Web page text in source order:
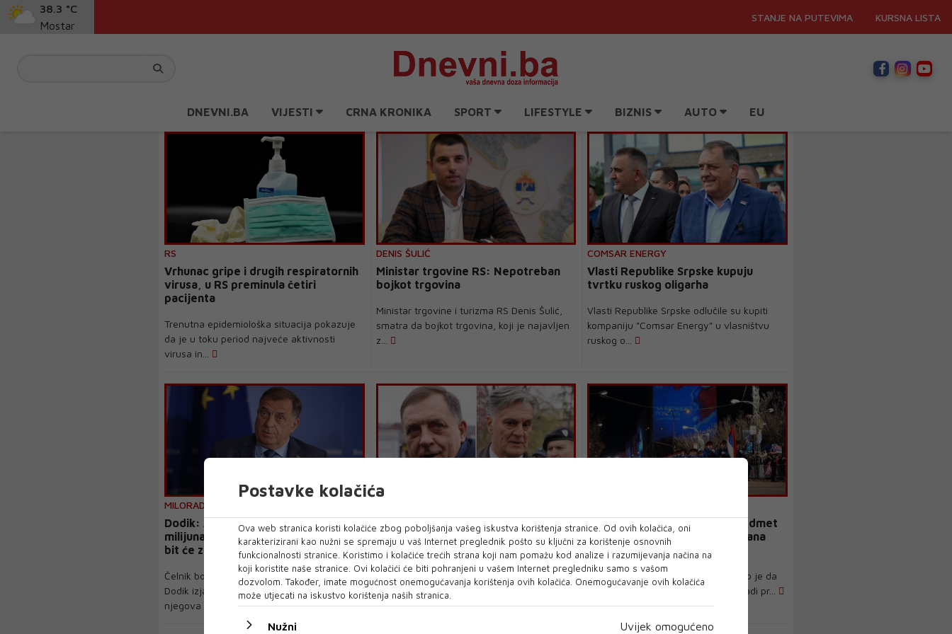
38.3 °C
Mostar
STANJE NA PUTEVIMA KURSNA LISTA
DNEVNI.BA VIJESTI CRNA KRONIKA SPORT LIFESTYLE BIZNIS AUTO EU
RS
Vrhunac gripe i drugih respiratornih
virusa, u RS preminula četiri
pacijenta
Trenutna epidemiološka situacija pokazuje
da je u toku period najveće aktivnosti
virusa in...
DENIS ŠULIĆ
Ministar trgovine RS: Nepotreban
bojkot trgovina
Ministar trgovine i turizma RS Denis Šulić,
smatra da bojkot trgovina, koji je najavljen
z...
COMSAR ENERGY
Vlasti Republike Srpske kupuju
tvrtku ruskog oligarha
Vlasti Republike Srpske odlučile su kupiti
kompaniju "Comsar Energy" u vlasništvu
ruskog o...
MILORAD DODIK
Dodik: Ako banke ne vrate 750
milijuna maraka u roku tri mjeseca,
bit će zatvorene
Čelnik bosanskohercegovačkih Srba Milorad
Dodik izjavio je u četvrtak u Banjaluci da
njegova stra...
SPORAZUMA
Sankcije otkrile Dodikovu radnu
grupu za planiranje otcjepljenja RS
Ministarstvo finansija Sjedinjenih Američkih
Država (OFAC) je na listu sankcija dodalo
još...
Tužiteljstvo BiH formiralo predmet
zbog proslave neustavnog "dana
RS"
Premijer RS Radovan Višković kazao je da
je Tužilaštvo BiH otvorilo predmet radi pr...
Postavke kolačića
Ova web stranica koristi kolačiće zbog poboljšanja vašeg iskustva korištenja stranice. Od ovih kolačića, oni
karakterizirani kao nužni se spremaju u vaš Internet preglednik pošto su ključni za korištenje osnovnih
funkcionalnosti stranice. Koristimo i kolačiće trećih strana koji nam pomažu kod analize i razumijevanja načina na
koji koristite naše stranice. Ovi kolačići će biti pohranjeni u vašem Internet pregledniku samo s vašom
dozvolom. Također, imate mogućnost onemogućavanja korištenja ovih kolačića. Onemogućavanje ovih kolačića
može utjecati na iskustvo korištenja naših stranica.
Nužni Uvijek omogućeno